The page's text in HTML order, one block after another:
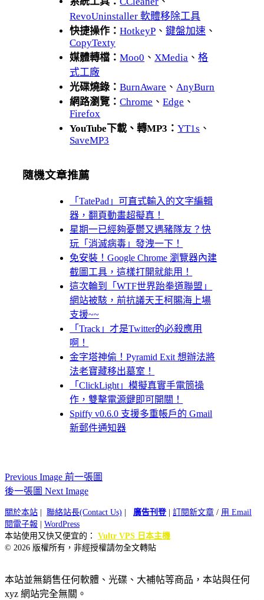
RevoUninstaller 軟體移除工具
快捷操作：HotkeyP 、鍵盤加速 、
CopyTexty
媒體轉檔：Moo0 、 XMedia 、格
式工廠
光碟燒錄：BurnAware 、 AnyBurn
網路瀏覽：Chrome 、Edge 、
Firefox
YouTube下載、轉MP3：YT1s 、
SaveMP3
隨機文章推薦
「TatePad」可直式輸入的文字編輯
器，翻頁動畫超擬真！
星期一已經夠憂鬱又遇豬隊友？快
玩「消滅病毒」發洩一下！
免安裝！Google Chrome 瀏覽器內建
截圖工具，這樣打開就能用！
這次輪到「WTF世界跆拳道聯盟」
網站被駭，前抗議天王柯賜海上場
支援~~
「Track」才是Twitter的必殺應用
啊！
金字塔神偷！Pyramid Exit 想辦法將
法老寶藏移出墓室！
「ClickLight」模擬真實手電筒操
作，雙擊電源鍵即可開關！
Spiffy v0.6.0 支援多重帳戶的 Gmail
新郵件通知器
Previous Image 前一張圖
後一張圖 Next Image
關於本站 聯絡站長(Contact Us) 廣告刊登| 訂閱新文章 / 用 Email
閱電子報
WordPress
本站使用又快又便宜的： Vultr VPS 日本主機
© 2026 版權所有，非經授權請勿全文轉貼
本站並無銷售任何軟體、光碟、大補帖等商品，本站與任何
xyz 網站完全無關。